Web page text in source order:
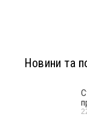
Новини та